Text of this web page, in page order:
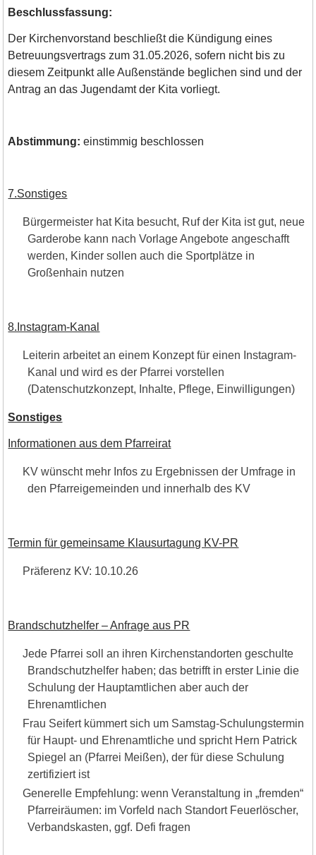
Beschlussfassung:
Der Kirchenvorstand beschließt die Kündigung eines
Betreuungsvertrags zum 31.05.2026, sofern nicht bis zu
diesem Zeitpunkt alle Außenstände beglichen sind und der
Antrag an das Jugendamt der Kita vorliegt.
Abstimmung: einstimmig beschlossen
7.Sonstiges
Bürgermeister hat Kita besucht, Ruf der Kita ist gut, neue
Garderobe kann nach Vorlage Angebote angeschafft
werden, Kinder sollen auch die Sportplätze in
Großenhain nutzen
8.Instagram-Kanal
Leiterin arbeitet an einem Konzept für einen Instagram-
Kanal und wird es der Pfarrei vorstellen
(Datenschutzkonzept, Inhalte, Pflege, Einwilligungen)
Sonstiges
Informationen aus dem Pfarreirat
KV wünscht mehr Infos zu Ergebnissen der Umfrage in
den Pfarreigemeinden und innerhalb des KV
Termin für gemeinsame Klausurtagung KV-PR
Präferenz KV: 10.10.26
Brandschutzhelfer – Anfrage aus PR
Jede Pfarrei soll an ihren Kirchenstandorten geschulte
Brandschutzhelfer haben; das betrifft in erster Linie die
Schulung der Hauptamtlichen aber auch der
Ehrenamtlichen
Frau Seifert kümmert sich um Samstag-Schulungstermin
für Haupt- und Ehrenamtliche und spricht Hern Patrick
Spiegel an (Pfarrei Meißen), der für diese Schulung
zertifiziert ist
Generelle Empfehlung: wenn Veranstaltung in „fremden“
Pfarreiräumen: im Vorfeld nach Standort Feuerlöscher,
Verbandskasten, ggf. Defi fragen